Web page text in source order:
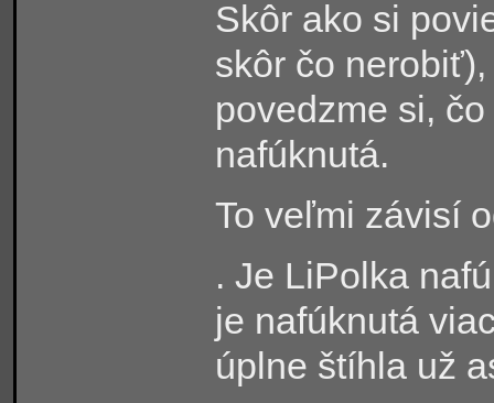
Skôr ako si
skôr čo
povedzme si,
nafúknutá.
To veľmi závisí
. Je LiPolka
je nafúknutá
úplne štíhla už